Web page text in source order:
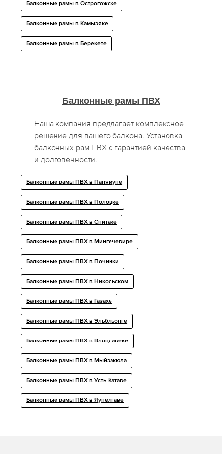
Балконные рамы в Острогожске
Балконные рамы в Камызяке
Балконные рамы в Берекете
Балконные рамы ПВХ
Наша компания предлагает комплексное
решение для вашего балкона. Установка
балконных рам ПВХ с гарантией качества
и долговечности.
Балконные рамы ПВХ в Панямуне
Балконные рамы ПВХ в Полоцке
Балконные рамы ПВХ в Спитаке
Балконные рамы ПВХ в Мингечевире
Балконные рамы ПВХ в Починки
Балконные рамы ПВХ в Никольском
Балконные рамы ПВХ в Газахе
Балконные рамы ПВХ в Эльбльонге
Балконные рамы ПВХ в Влоцлавеке
Балконные рамы ПВХ в Мыйзакюла
Балконные рамы ПВХ в Усть-Катаве
Балконные рамы ПВХ в Яунелгаве